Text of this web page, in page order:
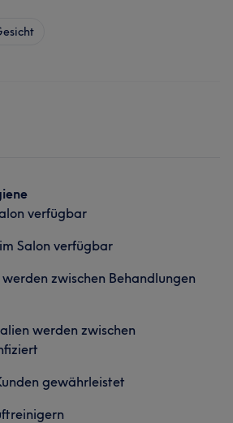
verfügbar
Salon verfügbar
zwischen Behandlungen
werden zwischen
gewährleistet